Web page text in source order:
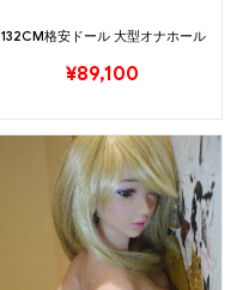
132CM格安ドール 大型オナホール
¥89,100